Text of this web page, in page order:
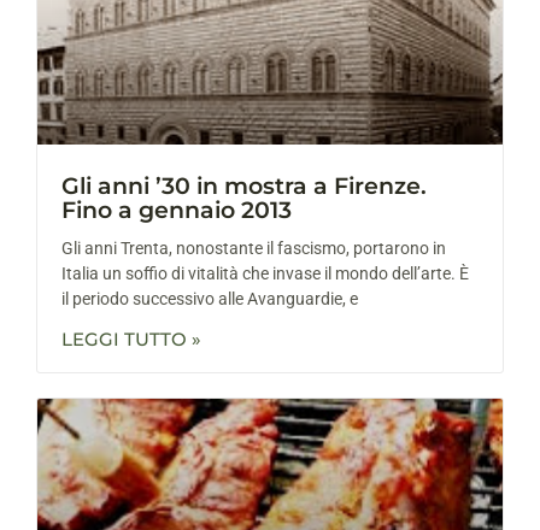
Gli anni ’30 in mostra a Firenze.
Fino a gennaio 2013
Gli anni Trenta, nonostante il fascismo, portarono in
Italia un soffio di vitalità che invase il mondo dell’arte. È
il periodo successivo alle Avanguardie, e
LEGGI TUTTO »